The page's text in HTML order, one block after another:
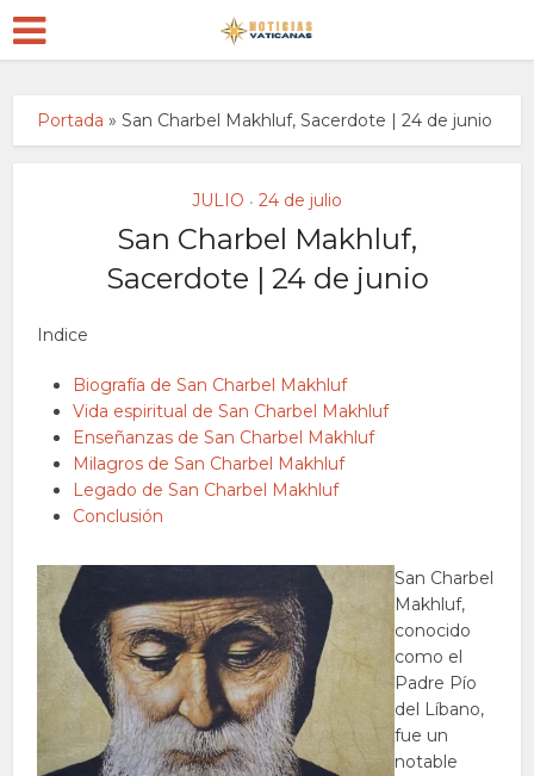
Portada »San Charbel Makhluf, Sacerdote | 24 de junio
JULIO • 24 de julio
San Charbel Makhluf,
Sacerdote | 24 de junio
Indice
Biografía de San Charbel Makhluf
Vida espiritual de San Charbel Makhluf
Enseñanzas de San Charbel Makhluf
Milagros de San Charbel Makhluf
Legado de San Charbel Makhluf
Conclusión
San Charbel
Makhluf,
conocido
como el
Padre Pío
del Líbano,
fue un
notable